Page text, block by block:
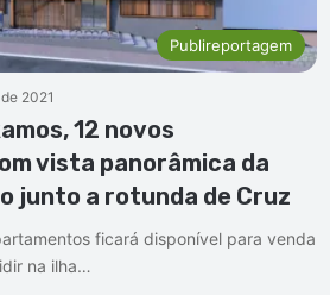
Publireportagem
2021
12 novos
vista panorâmica da
junto a rotunda de Cruz
ficará disponível para venda
na ilha…